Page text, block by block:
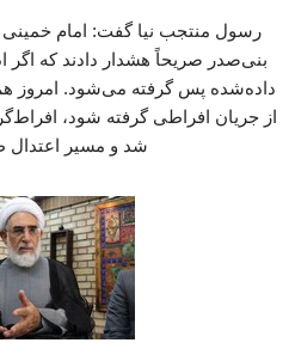
رسول منتجب نیا گفت: امام خمینی
بنی‌صدر صریحاً هشدار دادند که اگر
داده‌شده پس گرفته می‌شود. امروز
از جریان افراطی گرفته شود،
شد و مسیر